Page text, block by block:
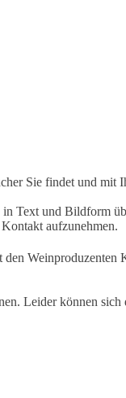
Sie findet und mit
Text und Bildform
aufzunehmen.
Weinproduzenten
Leider können sich